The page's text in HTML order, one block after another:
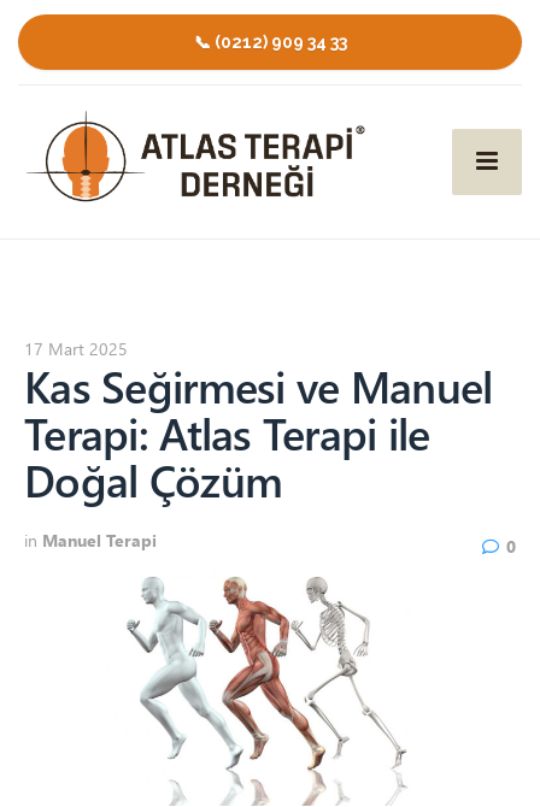
📞 (0212) 909 34 33
17 Mart 2025
Kas Seğirmesi ve Manuel
Terapi: Atlas Terapi ile
Doğal Çözüm
in Manuel Terapi 0